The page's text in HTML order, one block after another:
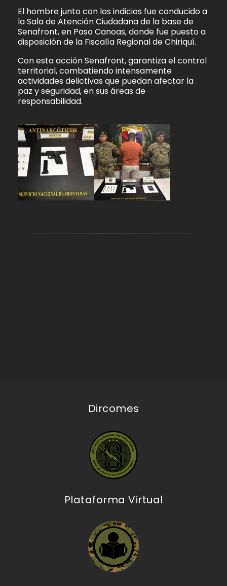
El hombre junto con los indicios fue conducido a
la Sala de Atención Ciudadana de la base de
Senafront, en Paso Canoas, donde fue puesto a
disposición de la Fiscalía Regional de Chiriquí.
Con esta acción Senafront, garantiza el control
territorial, combatiendo intensamente
actividades delictivas que puedan afectar la
paz y seguridad, en sus áreas de
responsabilidad.
Dircomes
Plataforma Virtual